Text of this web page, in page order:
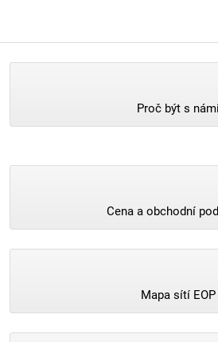
Proč být s námi
Cena a obchodní
Mapa sítí EOP